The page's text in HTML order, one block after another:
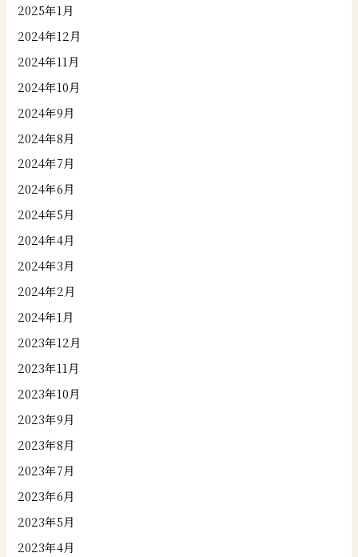
2025年1月
2024年12月
2024年11月
2024年10月
2024年9月
2024年8月
2024年7月
2024年6月
2024年5月
2024年4月
2024年3月
2024年2月
2024年1月
2023年12月
2023年11月
2023年10月
2023年9月
2023年8月
2023年7月
2023年6月
2023年5月
2023年4月